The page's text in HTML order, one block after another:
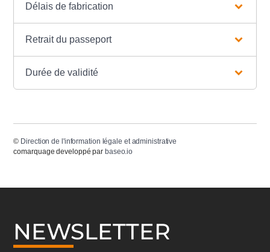
Délais de fabrication
Retrait du passeport
Durée de validité
© Direction de l'information légale et administrative
comarquage developpé par baseo.io
NEWSLETTER